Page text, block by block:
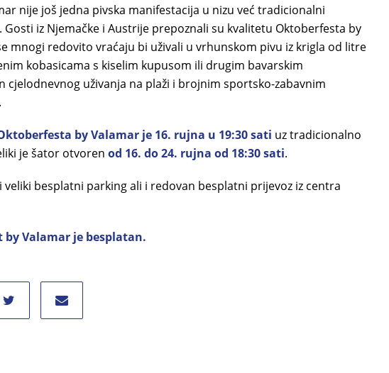
nije još jedna pivska manifestacija u nizu već tradicionalni
Gosti iz Njemačke i Austrije prepoznali su kvalitetu Oktoberfesta by
mnogi redovito vraćaju bi uživali u vrhunskom pivu iz krigla od litre
kobasicama s kiselim kupusom ili drugim bavarskim
cjelodnevnog uživanja na plaži i brojnim sportsko-zabavnim
by Valamar je 16. rujna u 19:30 sati uz tradicionalno
je šator otvoren od 16. do 24. rujna od 18:30 sati.
veliki besplatni parking ali i redovan besplatni prijevoz iz centra
by Valamar je besplatan.